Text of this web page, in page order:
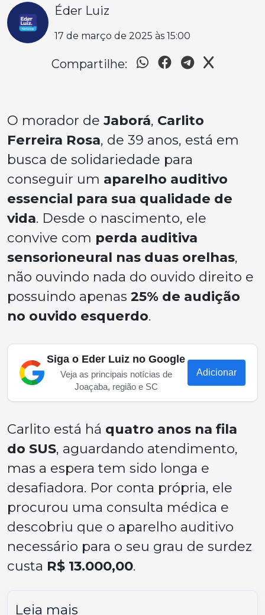
Éder Luiz
17 de março de 2025 às 15:00
Compartilhe:
O morador de Jaborá, Carlito
Ferreira Rosa, de 39 anos, está em
busca de solidariedade para
conseguir um aparelho auditivo
essencial para sua qualidade de
vida. Desde o nascimento, ele
convive com perda auditiva
sensorioneural nas duas orelhas,
não ouvindo nada do ouvido direito e
possuindo apenas 25% de audição
no ouvido esquerdo.
Siga o Eder Luiz no Google
Veja as principais notícias de
Joaçaba, região e SC
Adicionar
Carlito está há quatro anos na fila
do SUS, aguardando atendimento,
mas a espera tem sido longa e
desafiadora. Por conta própria, ele
procurou uma consulta médica e
descobriu que o aparelho auditivo
necessário para o seu grau de surdez
custa R$ 13.000,00.
Leia mais